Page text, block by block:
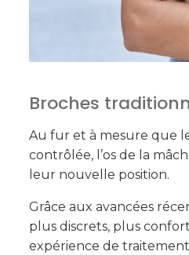
Broches
Au fur et à mesure que
contrôlée, l’os de la
leur nouvelle position.
Grâce aux avancées
plus discrets, plus
expérience de